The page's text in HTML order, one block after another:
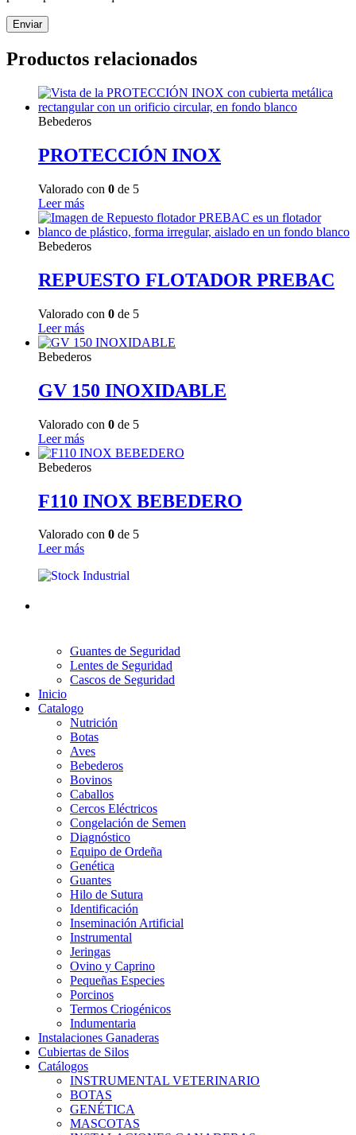
Productos relacionados
Bebederos
PROTECCIÓN INOX
Valorado con 0 de 5
Leer más
Bebederos
REPUESTO FLOTADOR PREBAC
Valorado con 0 de 5
Leer más
Bebederos
GV 150 INOXIDABLE
Valorado con 0 de 5
Leer más
Bebederos
F110 INOX BEBEDERO
Valorado con 0 de 5
Leer más
Guantes de Seguridad
Lentes de Seguridad
Cascos de Seguridad
Inicio
Catalogo
Nutrición
Botas
Aves
Bebederos
Bovinos
Caballos
Cercos Eléctricos
Congelación de Semen
Diagnóstico
Equipo de Ordeña
Genética
Guantes
Hilo de Sutura
Identificación
Inseminación Artificial
Instrumental
Jeringas
Ovino y Caprino
Pequeñas Especies
Porcinos
Termos Criogénicos
Indumentaria
Instalaciones Ganaderas
Cubiertas de Silos
Catálogos
INSTRUMENTAL VETERINARIO
BOTAS
GENÉTICA
MASCOTAS